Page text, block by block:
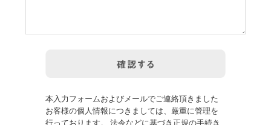
本入力フォームおよびメールでご連絡頂きました
お客様の個人情報につきましては、厳重に管理を
行っております。 法令などに基づき正規の手続き